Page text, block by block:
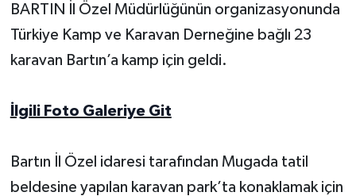
BARTIN İl Özel Müdürlüğünün organizasyonunda
Türkiye Kamp ve Karavan Derneğine bağlı 23
karavan Bartın’a kamp için geldi.
İlgili Foto Galeriye Git
Bartın İl Özel idaresi tarafından Mugada tatil
beldesine yapılan karavan park’ta konaklamak için
Yerel Yönetimler
DÜNYA